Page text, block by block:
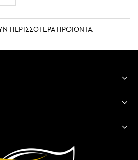
ΠΕΡΙΣΣΟΤΕΡΑ ΠΡΟΪΟΝΤΑ